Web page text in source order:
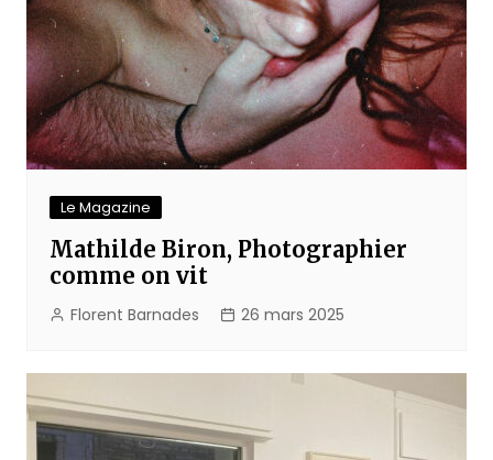
Le Magazine
Mathilde Biron, Photographier
comme on vit
Florent Barnades 26 mars 2025